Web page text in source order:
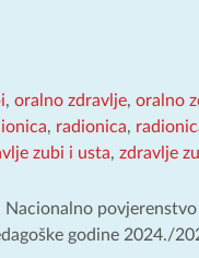
, oralno zdravlje, oralno
, radionica,
zubi i usta, zdravlje
Nacionalno
godine 2024./